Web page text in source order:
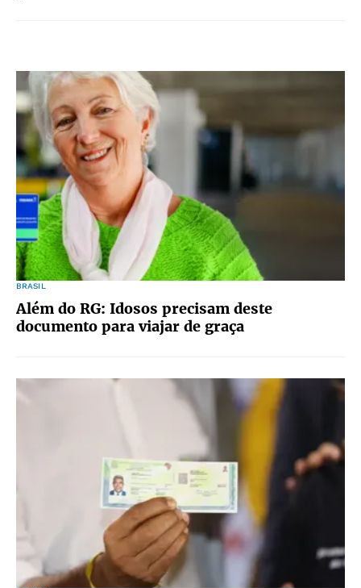
BRASIL
Além do RG: Idosos precisam deste
documento para viajar de graça